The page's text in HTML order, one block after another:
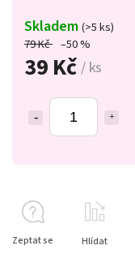
79 Kč –50 %
39 Kč/ ks
Skladem (>5 ks)
Zeptat se Hlídat